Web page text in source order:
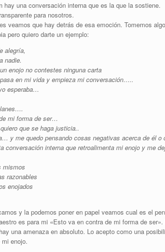
hay una conversación interna que es la que la sostiene.
para nosotros.
veamos que hay detrás de esa emoción. Tomemos
pero quiero darte un ejemplo:
alegría,
nadie.
enojo no contestes ninguna carta
en mi vida y empieza mi conversación…..
esperaba…
mi forma de ser…
que se haga justicia..
y me quedo pensando cosas negativas acerca de él
conversación interna que retroalimenta mi enojo y me
mismos
razonables
enojados
y la podemos poner en papel veamos cual es el
es para mi «Esto va en contra de mi forma de
una amenaza en absoluto. Lo acepto como una
enojo.